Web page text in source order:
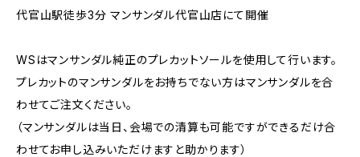
代官山駅徒歩3分 マンサンダル代官山店にて開催
WSはマンサンダル純正のプレカットソールを使用して行います。
プレカットのマンサンダルをお持ちでない方はマンサンダルを合
わせてご注文ください。
（マンサンダルは当日、会場での清算も可能ですができるだけ合
わせてお申し込みいただけますと助かります）